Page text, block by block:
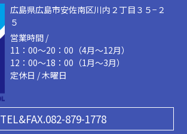
広島県広島市安佐南区川内２丁目３５−２
５
営業時間 /
11：00～20：00（4月～12月）
12：00～18：00（1月～3月）
定休日 / 木曜日
TEL&FAX.082-879-1778